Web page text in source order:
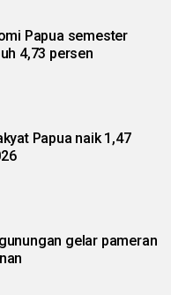
Papua semester
4,73 persen
Papua naik 1,47
gelar pameran